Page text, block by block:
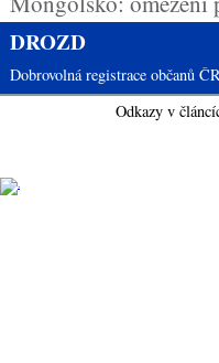
DROZD
Dobrovolná registrace občanů
Odkazy v